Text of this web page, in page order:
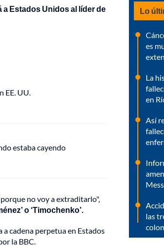
a Estados Unidos al líder de
EE. UU.
estaba cayendo
no voy a extraditarlo",
o ‘Timochenko’.
a cadena perpetua en Estados
la BBC.
Lo
es
La
en
Así
las